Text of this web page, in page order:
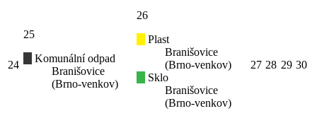
24
25
Komunální odpad
Branišovice
(Brno-venkov)
26
Plast
Branišovice
(Brno-venkov)
Sklo
Branišovice
(Brno-venkov)
27 28 29 30